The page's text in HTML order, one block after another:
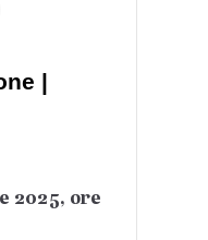
|
2025, ore